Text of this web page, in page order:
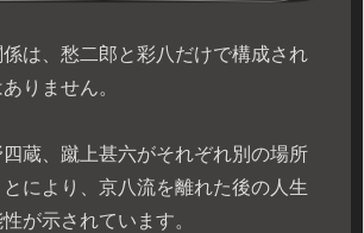
は、愁二郎と彩八だけで構成され
りません。
蔵、蹴上甚六がそれぞれ別の場所
により、京八流を離れた後の人生
が示されています。